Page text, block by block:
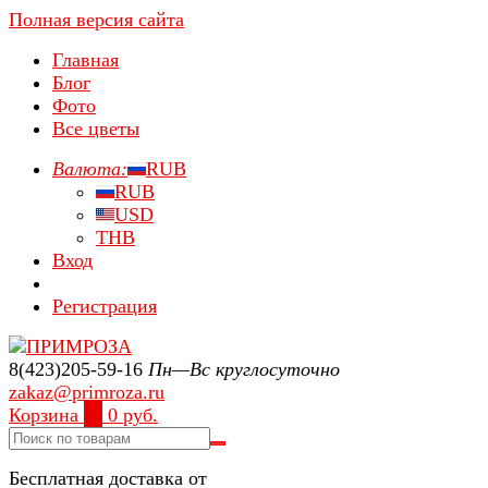
Полная версия сайта
Главная
Блог
Фото
Все цветы
Валюта:
RUB
RUB
USD
THB
Вход
Регистрация
8(423)205-59-16 Пн—Вс круглосуточно
zakaz@primroza.ru
Корзина
0 руб.
Бесплатная доставка от